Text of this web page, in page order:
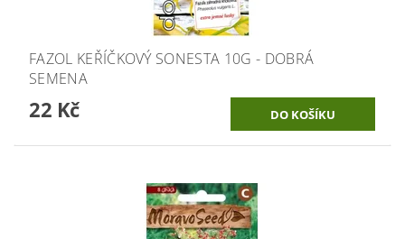
FAZOL KEŘÍČKOVÝ SONESTA 10G - DOBRÁ
SEMENA
22 Kč